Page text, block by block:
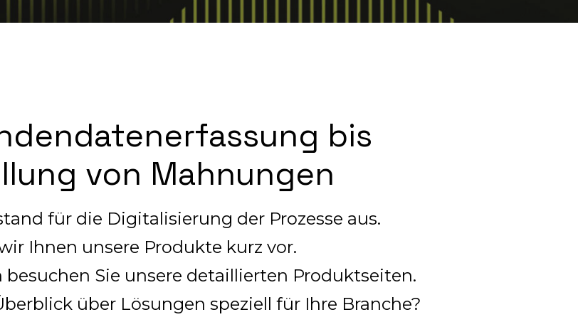
bis
von Mahnungen
für die Digitalisierung der Prozesse aus.
Ihnen unsere Produkte kurz vor.
Sie unsere detaillierten Produktseiten.
über Lösungen speziell für Ihre Branche?